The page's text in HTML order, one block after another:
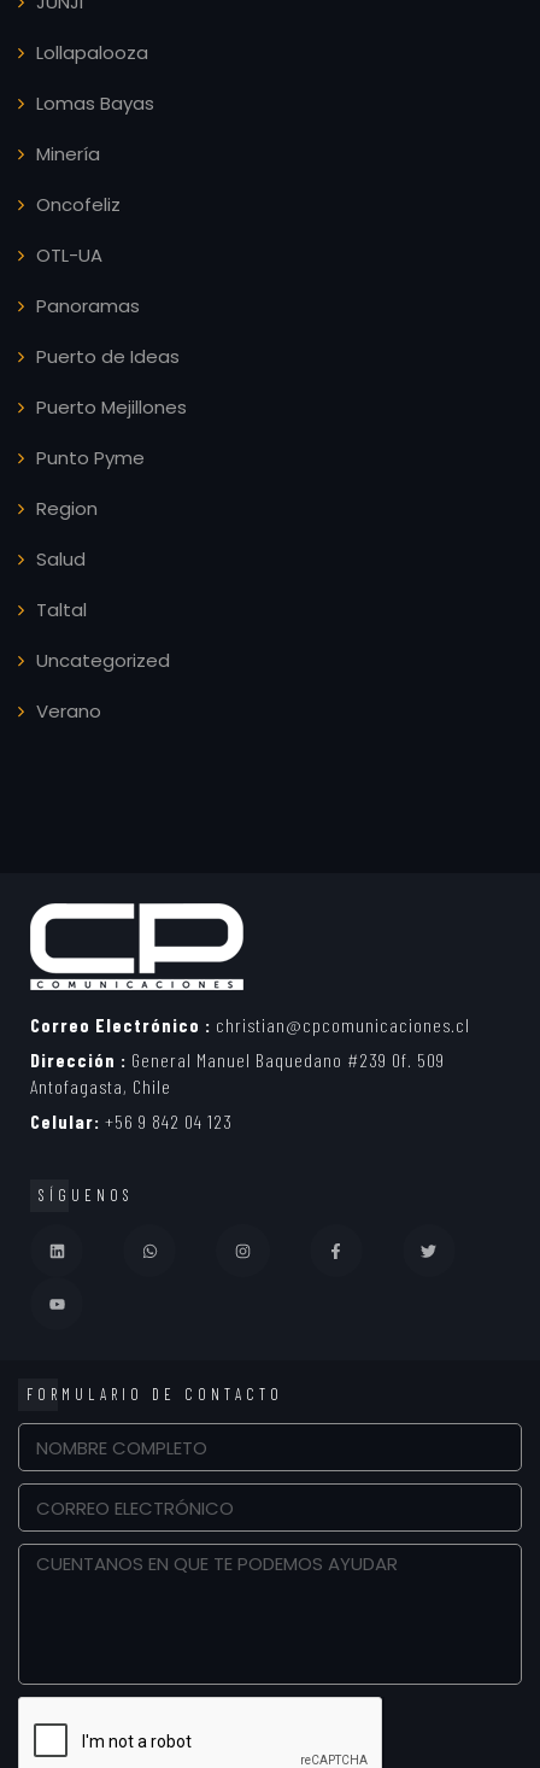
Lollapalooza
Lomas Bayas
Minería
Oncofeliz
OTL-UA
Panoramas
Puerto de Ideas
Puerto Mejillones
Punto Pyme
Region
Salud
Taltal
Uncategorized
Verano
Correo Electrónico : christian@cpcomunicaciones.cl
Dirección : General Manuel Baquedano #239 Of. 509
Antofagasta, Chile
Celular: +56 9 842 04 123
SÍGUENOS
FORMULARIO DE CONTACTO